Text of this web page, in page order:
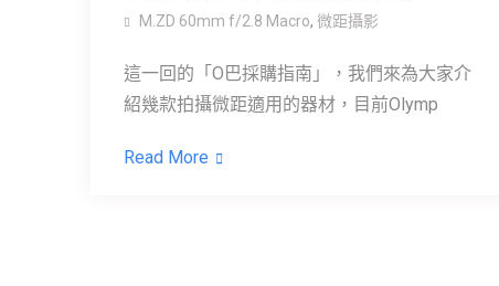
M.ZD 60mm f/2.8 Macro, 微距攝影
這一回的「O巴採購指南」，我們來為大家介
紹幾款拍攝微距適用的器材，目前Olymp
Read More